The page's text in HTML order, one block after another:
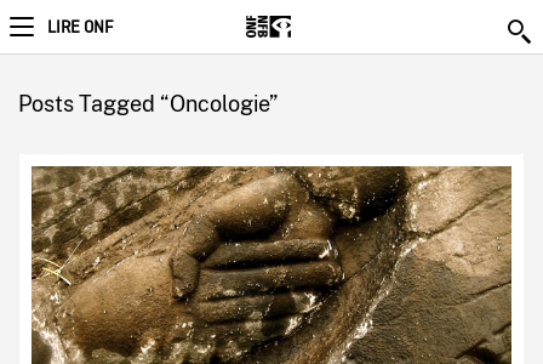
LIRE ONF
Posts Tagged “Oncologie”